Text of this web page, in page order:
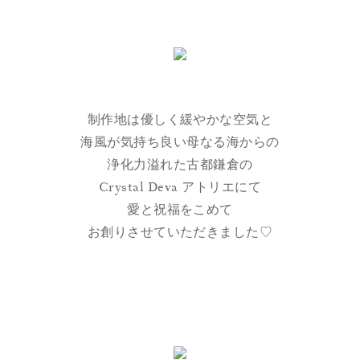
制作地は優しく緩やかな空気と
海風が気持ち良い母なる海からの
浄化力溢れた古都鎌倉の
Crystal Deva アトリエにて
愛と祝福をこめて
お創りさせていただきました♡